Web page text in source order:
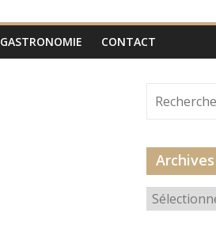
GASTRONOMIE CONTACT
Archives
Archives